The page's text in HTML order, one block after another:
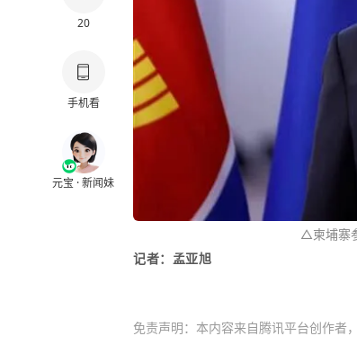
20
手机看
元宝 · 新闻妹
△柬埔寨
记者：孟亚旭
免责声明：本内容来自腾讯平台创作者